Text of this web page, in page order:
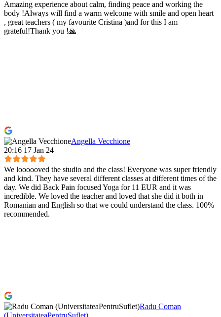
Amazing experience about calm, finding peace and working the
body !Always will find a warm welcome with smile and open heart
, great teachers ( my favourite Cristina )and for this I am
grateful!Thank you !🙏
Angella Vecchione
20:16 17 Jan 24
We loooooved the studio and the class! Everyone was super friendly
and kind. They have several different classes at different times of the
day. We did Back Pain focused Yoga for 11 EUR and it was
incredible. We loved the teacher and loved that she did it both in
Romanian and English so that we could understand the class. 100%
recommended.
Radu Coman